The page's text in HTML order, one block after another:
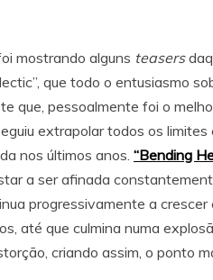
mostrando alguns teasers
que todo o entusiasmo
que, pessoalmente foi o
extrapolar todos os
nos últimos anos. “Bending
a ser afinada
progressivamente a
até que culmina numa
criando assim, o ponto